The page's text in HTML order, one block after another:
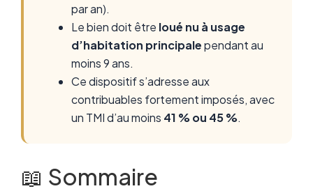
par an).
Le bien doit être loué nu à usage
d’habitation principalependant au
moins 9 ans.
Ce dispositif s’adresse aux
contribuables fortement imposés, avec
un TMI d’au moins 41 % ou 45 %.
📖 Sommaire